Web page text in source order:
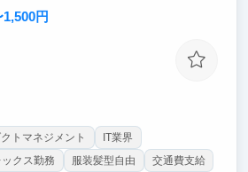
円
トマネジメント
IT業界
ックス勤務 服装髪型自由 交通費支給